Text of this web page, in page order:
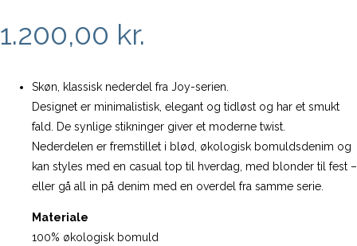
1.200,00 kr.
Skøn, klassisk nederdel fra Joy-serien.
Designet er minimalistisk, elegant og tidløst og har et smukt
fald. De synlige stikninger giver et moderne twist.
Nederdelen er fremstillet i blød, økologisk bomuldsdenim og
kan styles med en casual top til hverdag, med blonder til fest –
eller gå all in på denim med en overdel fra samme serie.
Materiale
100% økologisk bomuld